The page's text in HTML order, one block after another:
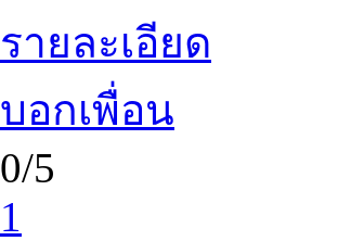
รายละเอียด
บอกเพื่อน
0/5
1